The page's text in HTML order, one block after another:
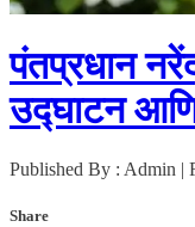
पंतप्रधान
उद्घाटन आणि
Published By : Admin |
Share